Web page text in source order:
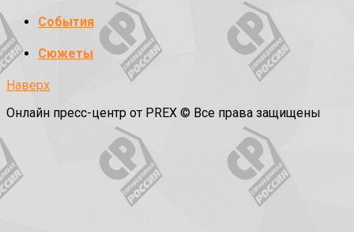
События
Сюжеты
Наверх
Онлайн пресс-центр от PREX © Все права защищены